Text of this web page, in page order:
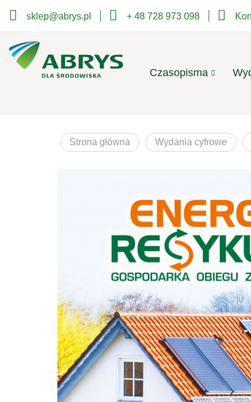
sklep@abrys.pl + 48 728 973 098
Czasopisma
Strona główna Wydania cyfrowe